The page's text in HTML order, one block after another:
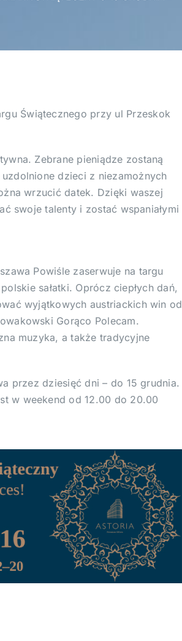
Świątecznego przy ul Przeskok
Zebrane pieniądze zostaną
dzieci z niezamożnych
wrzucić datek. Dzięki waszej
swoje talenty i zostać wspaniałymi
Powiśle zaserwuje na targu
sałatki. Oprócz ciepłych dań,
wyjątkowych austriackich win od
Gorąco Polecam.
muzyka, a także tradycyjne
przez dziesięć dni – do 15 grudnia.
w weekend od 12.00 do 20.00